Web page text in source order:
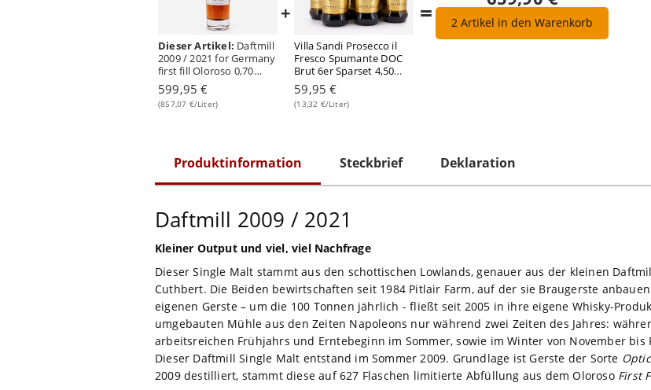
Dieser Artikel: Daftmill
2009 / 2021 for Germany
first fill Oloroso 0,70
Liter/ 60.7% vol
599,95 €
(857,07 €/Liter)
+
Villa Sandi Prosecco il
Fresco Spumante DOC
Brut 6er Sparset 4,50
Liter/ 11.0% vol
59,95 €
(13,32 €/Liter)
= 2 Artikel in den Warenkorb
Produktinformation Steckbrief Deklaration
Daftmill 2009 / 2021
Kleiner Output und viel, viel Nachfrage
Dieser Single Malt stammt aus den schottischen Lowlands, genauer aus der kleinen
Cuthbert. Die Beiden bewirtschaften seit 1984 Pitlair Farm, auf der sie Braugerste
eigenen Gerste – um die 100 Tonnen jährlich - fließt seit 2005 in ihre eigene Whisky-
umgebauten Mühle aus den Zeiten Napoleons nur während zwei Zeiten des Jahres:
arbeitsreichen Frühjahrs und Erntebeginn im Sommer, sowie im Winter von November bis
Dieser Daftmill Single Malt entstand im Sommer 2009. Grundlage ist Gerste der Sorte Optic
2009 destilliert, stammt diese auf 627 Flaschen limitierte Abfüllung aus dem Oloroso First